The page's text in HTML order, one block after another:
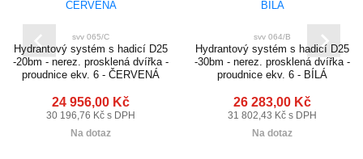
svv 065/C
Hydrantový systém s hadicí D25
-20bm - nerez. prosklená dvířka -
proudnice ekv. 6 - ČERVENÁ
24 956,00 Kč
30 196,76 Kč s DPH
Na dotaz
svv 064/B
Hydrantový systém s hadicí D25
-30bm - nerez. prosklená dvířka -
proudnice ekv. 6 - BÍLÁ
26 283,00 Kč
31 802,43 Kč s DPH
Na dotaz